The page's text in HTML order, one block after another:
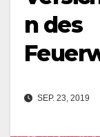
n des
SEP. 23, 2019